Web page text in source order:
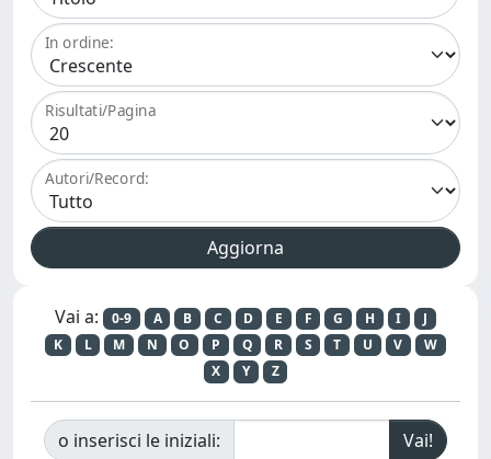
In ordine:
Risultati/Pagina
Autori/Record:
Vai a: 0-9 A B C D E F G H I
J
K
L M N O P Q R S T U V
W
X
Y Z
o inserisci le iniziali: